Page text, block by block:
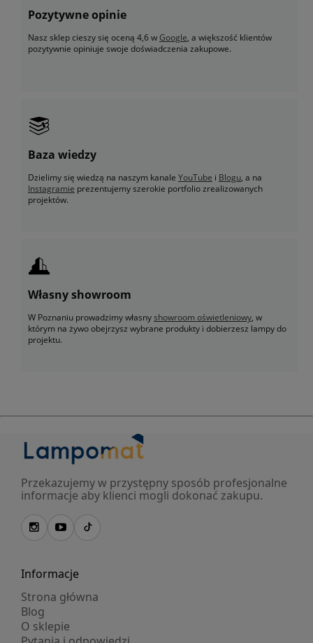
Pozytywne opinie
Nasz sklep cieszy się oceną 4,6 wGoogle, a większość klientów
pozytywnie opiniuje swoje doświadczenia zakupowe.
Baza wiedzy
Dzielimy się wiedzą na naszym kanale YouTube i Blogu, a na
Instagramie prezentujemy szerokie portfolio zrealizowanych
projektów.
Własny showroom
W Poznaniu prowadzimy własnyshowroom oświetleniowy, w
którym na żywo obejrzysz wybrane produkty i dobierzesz lampy do
projektu.
Przekazujemy w przystępny sposób profesjonalne
informacje aby klienci mogli dokonać zakupu.
Informacje
Strona główna
Blog
O sklepie